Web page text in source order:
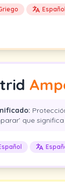
Español
que